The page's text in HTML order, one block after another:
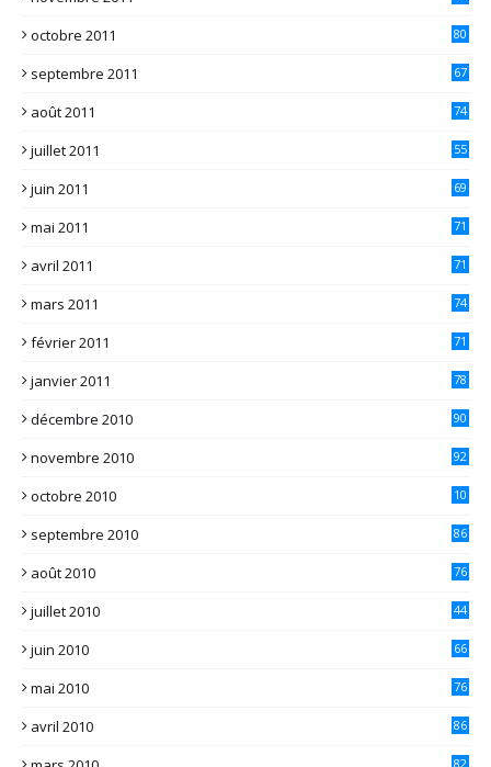
octobre 2011 80
septembre 2011 67
août 2011 74
juillet 2011 55
juin 2011 69
mai 2011 71
avril 2011 71
mars 2011 74
février 2011 71
janvier 2011 78
décembre 2010 90
novembre 2010 92
octobre 2010
10
septembre 2010 86
août 2010 76
juillet 2010 44
juin 2010 66
mai 2010 76
avril 2010 86
82